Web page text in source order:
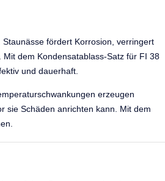
fördert Korrosion, verringert
dem Kondensatablass-Satz für FI 38
und dauerhaft.
erzeugen
sie Schäden anrichten kann. Mit dem